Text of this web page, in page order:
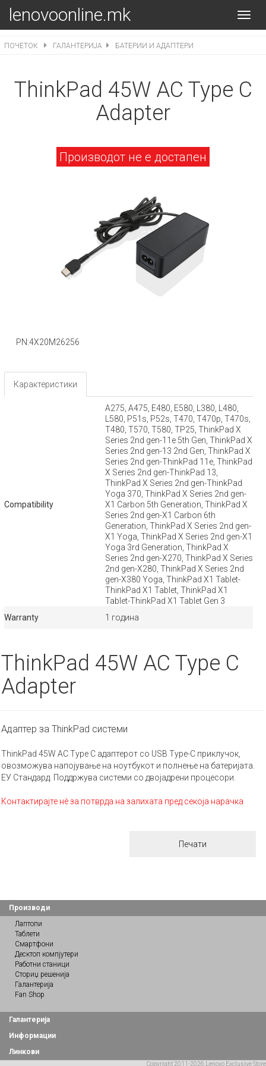
lenovoonline.mk
ПОЧЕТОК ГАЛАНТЕРИЈА БАТЕРИИ И АДАПТЕРИ
ThinkPad 45W AC Type C
Adapter
Производот не е достапен
PN:4X20M26256
Карактеристики
Compatibility
A275, A475, E480, E580, L380, L480,
L580, P51s, P52s, T470, T470p, T470s,
T480, T570, T580, TP25, ThinkPad X
Series 2nd gen-11e 5th Gen, ThinkPad X
Series 2nd gen-13 2nd Gen, ThinkPad X
Series 2nd gen-ThinkPad 11e, ThinkPad
X Series 2nd gen-ThinkPad 13,
ThinkPad X Series 2nd gen-ThinkPad
Yoga 370, ThinkPad X Series 2nd gen-
X1 Carbon 5th Generation, ThinkPad X
Series 2nd gen-X1 Carbon 6th
Generation, ThinkPad X Series 2nd gen-
X1 Yoga, ThinkPad X Series 2nd gen-X1
Yoga 3rd Generation, ThinkPad X
Series 2nd gen-X270, ThinkPad X Series
2nd gen-X280, ThinkPad X Series 2nd
gen-X380 Yoga, ThinkPad X1 Tablet-
ThinkPad X1 Tablet, ThinkPad X1
Tablet-ThinkPad X1 Tablet Gen 3
Warranty
1 година
ThinkPad 45W AC Type C
Adapter
Aдаптер за ThinkPad системи
ThinkPad 45W AC Type C адаптерот со USB Type-C приклучок,
овозможува напојување на ноутбукот и полнење на батеријата.
ЕУ Стандард. Поддржува системи со двојадрени процесори.
Контактирајте нè за потврда на залихата пред секоја нарачка
Печати
Производи
Лаптопи
Таблети
Смартфони
Десктоп компјутери
Работни станици
Сториџ решенија
Галантерија
Fan Shop
Галантерија
Информации
Линкови
Copyright 2011-2026 Lenovo Exclusive Store